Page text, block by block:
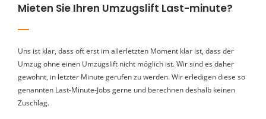
Mieten Sie Ihren Umzugslift Last-minute?
Uns ist klar, dass oft erst im allerletzten Moment klar ist, dass der
Umzug ohne einen Umzugslift nicht möglich ist. Wir sind es daher
gewohnt, in letzter Minute gerufen zu werden. Wir erledigen diese so
genannten Last-Minute-Jobs gerne und berechnen deshalb keinen
Zuschlag.